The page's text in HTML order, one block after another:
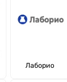
Лаборио